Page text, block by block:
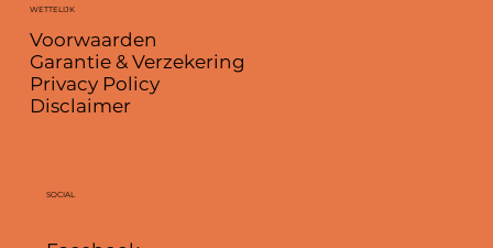
WETTELIJK
Voorwaarden
Garantie & Verzekering
Privacy Policy
Disclaimer
SOCIAL